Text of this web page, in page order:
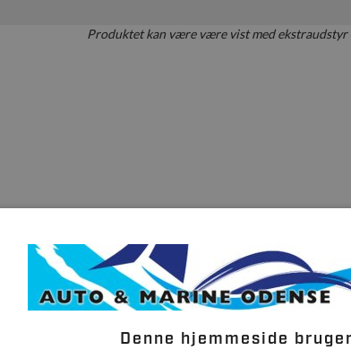
Produktet kan være være vist med
Ring på40162244
Denne hjemmeside